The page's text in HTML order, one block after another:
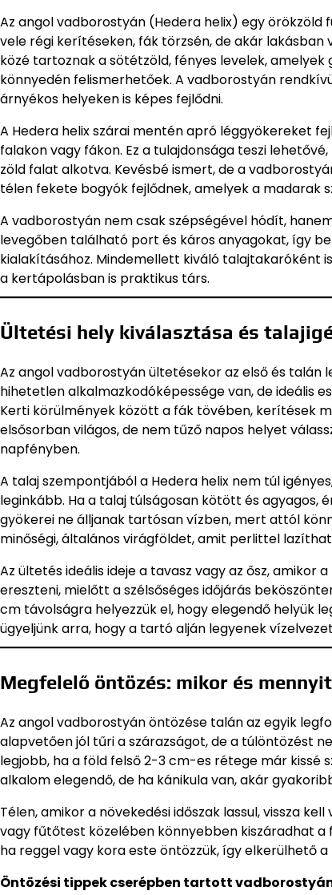
Az angol vadborostyán (Hedera helix) egy
vele régi kerítéseken, fák törzsén, de akár
közé tartoznak a sötétzöld, fényes levelek,
könnyedén felismerhetőek. A vadborostyán
árnyékos helyeken is képes fejlődni.
A Hedera helix szárai mentén apró léggyökereket
falakon vagy fákon. Ez a tulajdonsága teszi
zöld falat alkotva. Kevésbé ismert, de a
télen fekete bogyók fejlődnek, amelyek a madarak
A vadborostyán nem csak szépségével hódít,
levegőben található port és káros anyagokat, így
kialakításához. Mindemellett kiváló talajtakaróként
a kertápolásban is praktikus társ.
Ültetési hely kiválasztása és
Az angol vadborostyán ültetésekor az első és talán
hihetetlen alkalmazkodóképessége van, de ideális
Kerti körülmények között a fák tövében, kerítések
elsősorban világos, de nem tűző napos helyet
napfényben.
A talaj szempontjából a Hedera helix nem túl
leginkább. Ha a talaj túlságosan kötött és agyagos,
gyökerei ne álljanak tartósan vízben, mert attól
minőségi, általános virágföldet, amit perlittel
Az ültetés ideális ideje a tavasz vagy az ősz,
ereszteni, mielőtt a szélsőséges időjárás
cm távolságra helyezzük el, hogy elegendő helyük
ügyeljünk arra, hogy a tartó alján legyenek
Megfelelő öntözés: mikor és
Az angol vadborostyán öntözése talán az egyik
alapvetően jól tűri a szárazságot, de a túlöntözést
legjobb, ha a föld felső 2-3 cm-es rétege már kissé
alkalom elegendő, de ha kánikula van, akár
Télen, amikor a növekedési időszak lassul, vissza
vagy fűtőtest közelében könnyebben kiszáradhat a
ha reggel vagy kora este öntözzük, így elkerülhető
Öntözési tippek cserépben tartott